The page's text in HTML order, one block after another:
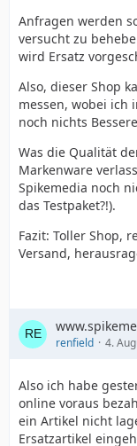
Anfragen werden
versucht zu
wird Ersatz
Also, dieser Shop
messen, wobei ich
noch nichts
Was die Qualität
Markenware
Spikemedia noch
das Testpaket?!).
Fazit: Toller Shop,
Versand,
renfield 4.
Also ich habe
online voraus
ein Artikel nicht
Ersatzartikel